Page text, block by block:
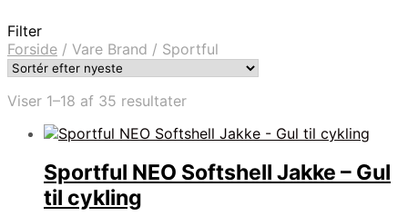
Filter
Forside / Vare Brand / Sportful
Viser 1–18 af 35 resultaterSorteret
seneste
Sportful NEO Softshell Jakke – Gul
til cykling